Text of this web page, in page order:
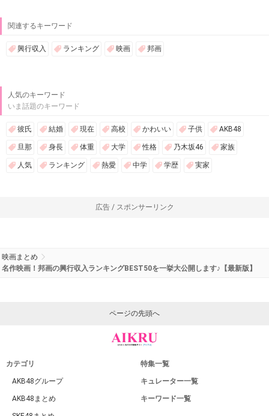
関連するキーワード
興行収入 ランキング 映画 邦画
人気のキーワード
いま話題のキーワード
彼氏 結婚 現在 高校 かわいい 子供 AKB48
旦那 身長 体重 大学 性格 乃木坂46 家族
人気 ランキング 熱愛 中学 学歴 実家
広告 / スポンサーリンク
映画まとめ
名作映画！邦画の興行収入ランキングBEST50を一挙大公開します♪【最新版】
ページの先頭へ
カテゴリ
AKB48グループ
AKB48まとめ
特集一覧
キュレーター一覧
キーワード一覧